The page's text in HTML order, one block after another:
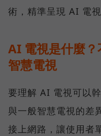
術，精準呈現 AI 電
AI 電視是什麼
智慧電視
要理解 AI 電視可以
與一般智慧電視的差
接上網路，讓使用者